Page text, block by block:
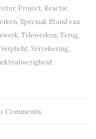
, Project, Reactie,
, Speciaal, Stand van
, Telewerken, Terug,
Verplicht, Verzekering,
Comments